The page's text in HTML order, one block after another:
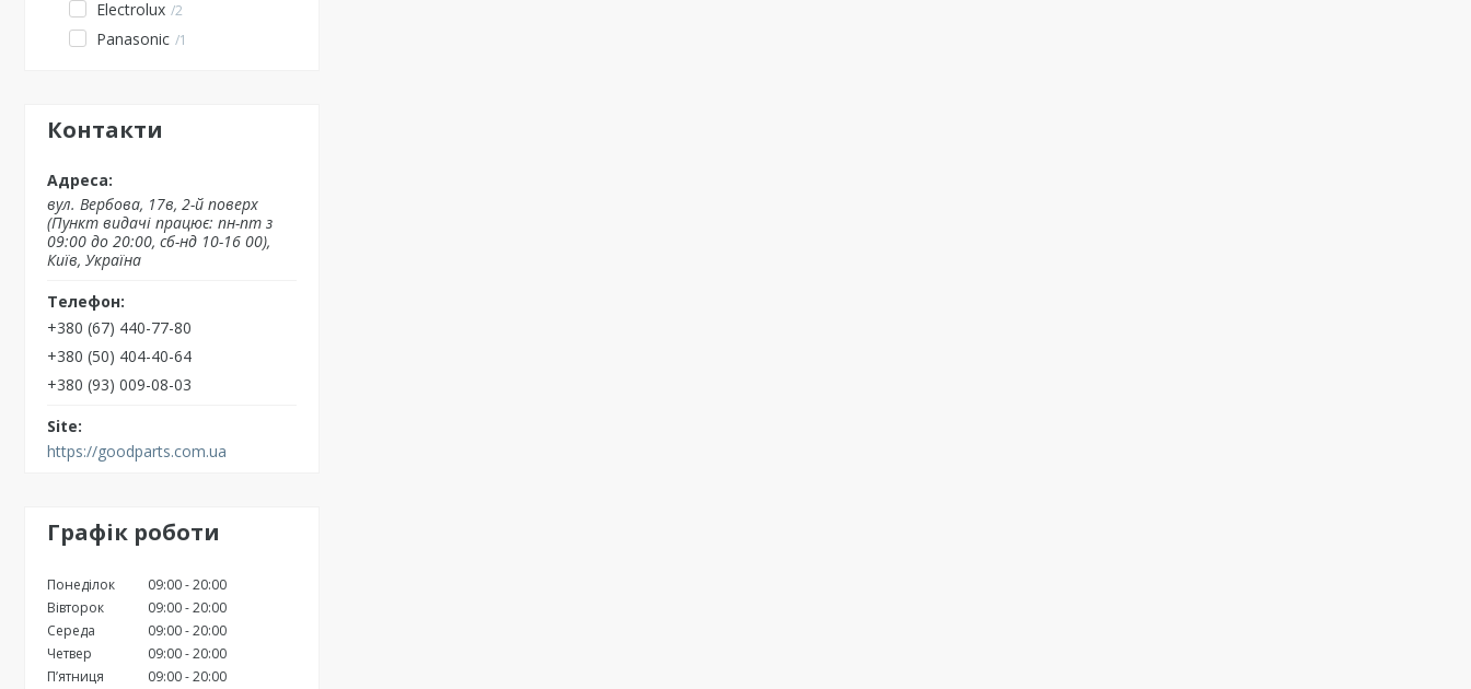
Electrolux 2
Panasonic 1
Контакти
вул. Вербова, 17в, 2-й поверх
(Пункт видачі працює: пн-пт з
09:00 до 20:00, сб-нд 10-16 00),
Київ, Україна
+380 (67) 440-77-80
+380 (50) 404-40-64
+380 (93) 009-08-03
https://goodparts.com.ua
Графік роботи
Понеділок 09:00 20:00
Вівторок
09:00 20:00
Середа
09:00 20:00
Четвер
09:00 20:00
Пʼятниця
09:00 20:00